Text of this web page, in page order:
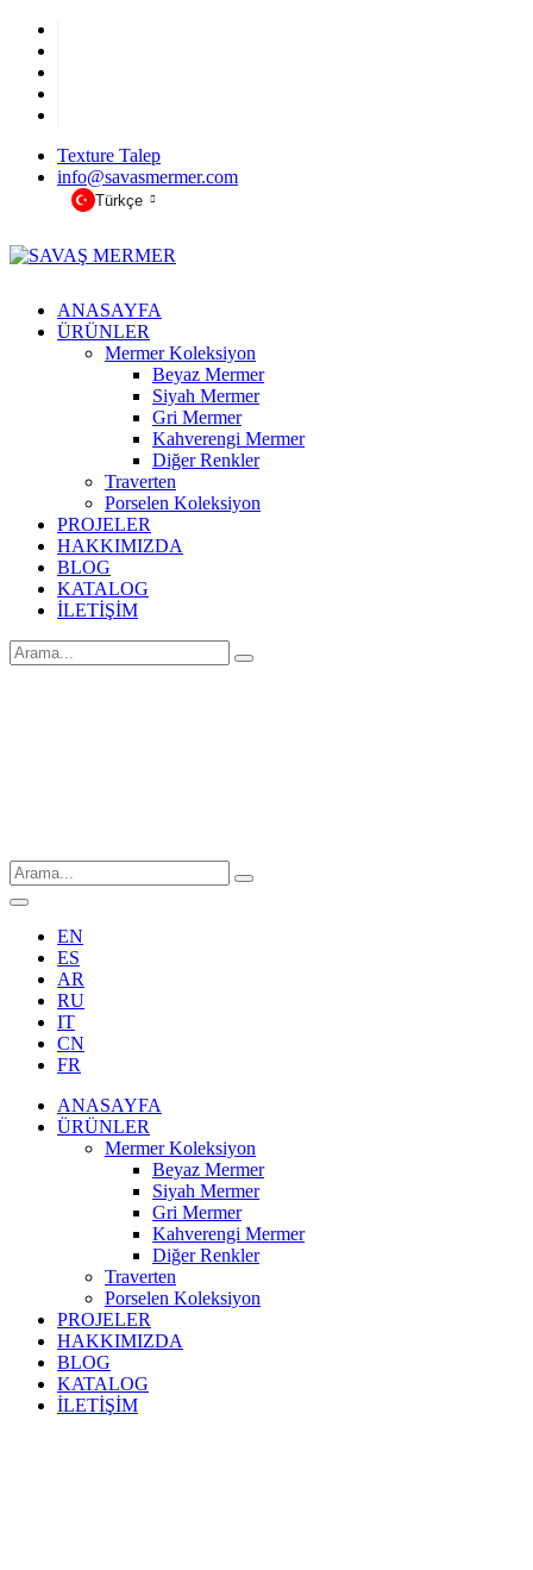
Texture Talep
info@savasmermer.com
Türkçe
ANASAYFA
ÜRÜNLER
Mermer Koleksiyon
Beyaz Mermer
Siyah Mermer
Gri Mermer
Kahverengi Mermer
Diğer Renkler
Traverten
Porselen Koleksiyon
PROJELER
HAKKIMIZDA
BLOG
KATALOG
İLETİŞİM
EN
ES
AR
RU
IT
CN
FR
ANASAYFA
ÜRÜNLER
Mermer Koleksiyon
Beyaz Mermer
Siyah Mermer
Gri Mermer
Kahverengi Mermer
Diğer Renkler
Traverten
Porselen Koleksiyon
PROJELER
HAKKIMIZDA
BLOG
KATALOG
İLETİŞİM